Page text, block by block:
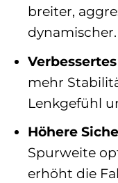
breiter,
dynamischer.
mehr
Lenkgefühl
Höhere
Spurweite
erhöht die